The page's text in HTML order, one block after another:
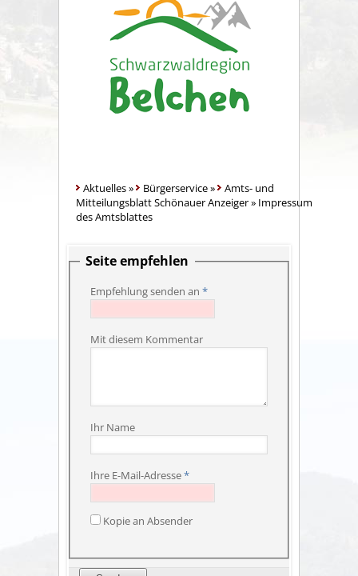
Aktuelles» Bürgerservice»
Amts- und
Mitteilungsblatt Schönauer Anzeiger» Impressum
des Amtsblattes
Seite empfehlen
Empfehlung senden an *
Mit diesem Kommentar
Ihr Name
Ihre E-Mail-Adresse*
Kopie an Absender